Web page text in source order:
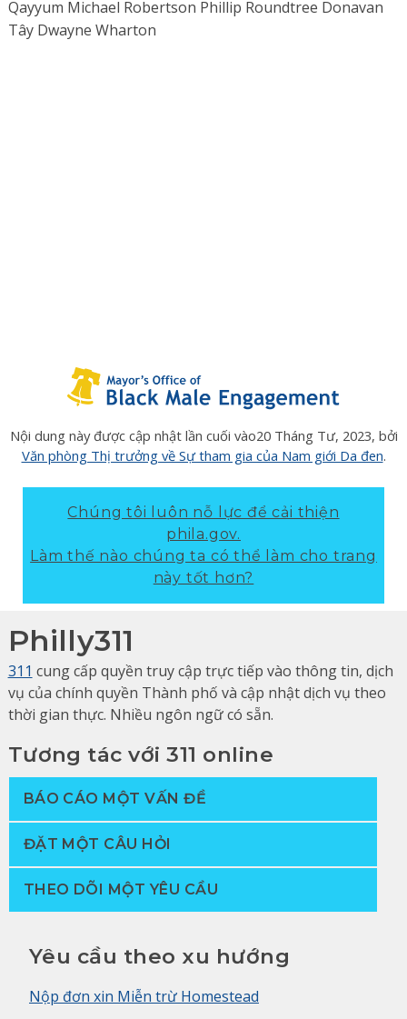
Qayyum Michael Robertson Phillip Roundtree Donavan
Tây Dwayne Wharton
Nội dung này được cập nhật lần cuối vào20 Tháng Tư, 2023, bởi
Văn phòng Thị trưởng về Sự tham gia của Nam giới Da đen.
Chúng tôi luôn nỗ lực để cải thiện
phila.gov.
Làm thế nào chúng ta có thể làm cho trang
này tốt hơn?
Philly311
311 cung cấp quyền truy cập trực tiếp vào thông tin, dịch
vụ của chính quyền Thành phố và cập nhật dịch vụ theo
thời gian thực. Nhiều ngôn ngữ có sẵn.
Tương tác với 311 online
BÁO CÁO MỘT VẤN ĐỀ
ĐẶT MỘT CÂU HỎI
THEO DÕI MỘT YÊU CẦU
Yêu cầu theo xu hướng
Nộp đơn xin Miễn trừ Homestead